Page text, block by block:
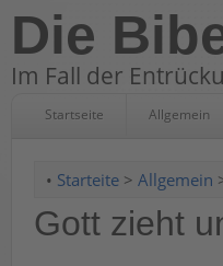
Die
Im Fall der
Startseite Allgemein
• Starteite > Allgemein
Gott zieht